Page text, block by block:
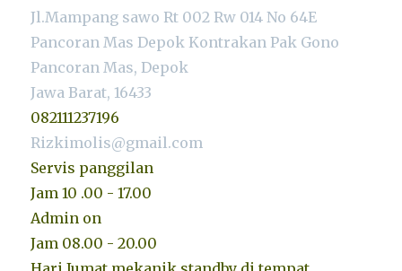
Jl.Mampang sawo Rt 002 Rw 014 No 64E
Pancoran Mas Depok Kontrakan Pak Gono
Pancoran Mas, Depok
Jawa Barat, 16433
082111237196
Rizkimolis@gmail.com
Servis panggilan
Jam 10 .00 - 17.00
Admin on
Jam 08.00 - 20.00